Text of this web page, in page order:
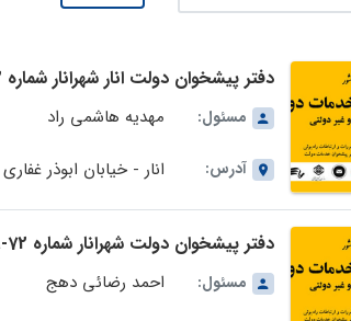
دفتر پیشخوان دولت انار شهرانار شماره 72-29-1204 در استان کرمان
مسئول: مهدیه هاشمی راد
آدرس: انار - خیابان ابوذر غفاری
دفتر پیشخوان دولت شهرانار شماره 72-29-1123 در استان کرمان
مسئول: احمد رضائی دهج